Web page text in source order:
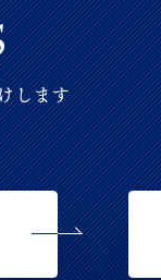
します